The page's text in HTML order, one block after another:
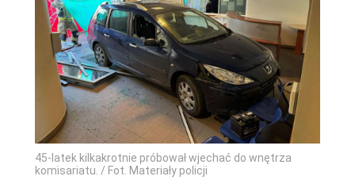
45-latek kilkakrotnie próbował wjechać do wnętrza
komisariatu. / Fot. Materiały policji